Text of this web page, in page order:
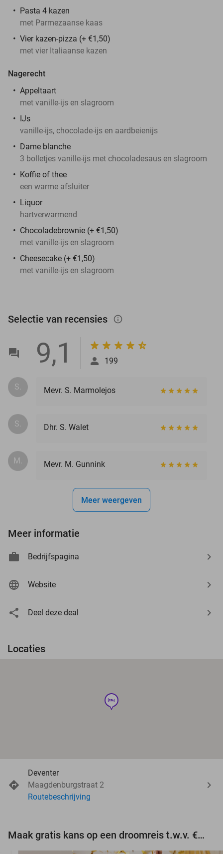
Pasta 4 kazen
met Parmezaanse kaas
Vier kazen-pizza (+ €1,50)
met vier Italiaanse kazen
Nagerecht
Appeltaart
met vanille-ijs en slagroom
IJs
vanille-ijs, chocolade-ijs en aardbeienijs
Dame blanche
3 bolletjes vanille-ijs met chocoladesaus en slagroom
Koffie of thee
een warme afsluiter
Liquor
hartverwarmend
Chocoladebrownie (+ €1,50)
met vanille-ijs en slagroom
Cheesecake (+ €1,50)
met vanille-ijs en slagroom
Selectie van recensies info_outlined
9,1 199
S. Mevr. S. Marmolejos
S. Dhr. S. Walet
M. Mevr. M. Gunnink
Meer weergeven
Meer informatie
Bedrijfspagina
Website
Deel deze deal
Locaties
hotel
Deventer
Maagdenburgstraat 2
Routebeschrijving
Maak gratis kans op een droomreis t.w.v. €3.000!